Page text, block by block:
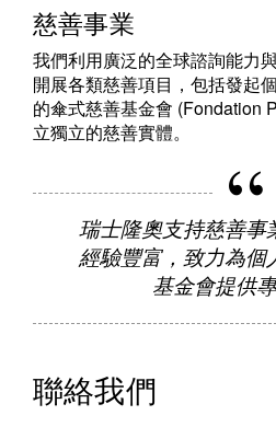
慈善事業
我們利用廣泛的全球諮詢能力
開展各類慈善項目，包括發起
的傘式慈善基金會 (Fondation
立獨立的慈善實體。
瑞士隆奧支持慈善事
經驗豐富，致力為個
基金會提供
聯絡我們